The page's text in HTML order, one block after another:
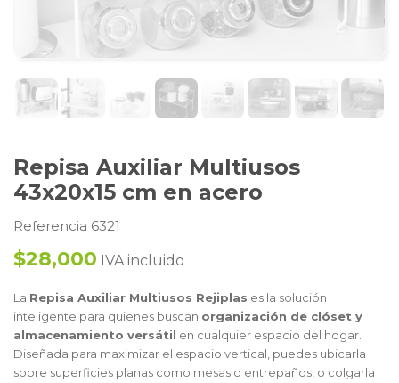
Repisa Auxiliar Multiusos
43x20x15 cm en acero
Referencia 6321
$28,000 IVA incluido
La Repisa Auxiliar Multiusos Rejiplas es la solución
inteligente para quienes buscan organización de clóset y
almacenamiento versátil en cualquier espacio del hogar.
Diseñada para maximizar el espacio vertical, puedes ubicarla
sobre superficies planas como mesas o entrepaños, o colgarla